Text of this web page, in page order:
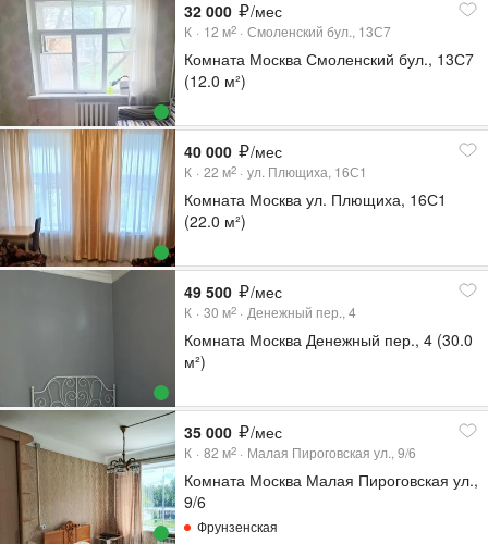
32 000 /мес
К 12 м2 Смоленский бул., 13С7
Комната Москва Смоленский бул., 13С7
(12.0 м²)
40 000 /мес
К 22 м2 ул. Плющиха, 16С1
Комната Москва ул. Плющиха, 16С1
(22.0 м²)
49 500 /мес
К 30 м2 Денежный пер., 4
Комната Москва Денежный пер., 4 (30.0
м²)
35 000 /мес
К 82 м2 Малая Пироговская ул., 9/6
Комната Москва Малая Пироговская ул.,
9/6
Фрунзенская